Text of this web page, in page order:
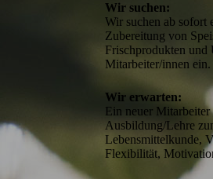
Wir suchen:
Wir suchen ab
Zubereitung von
Frischprodukten und
Mitarbeiter/innen ein.
Wir erwarten:
Ein neuer
Ausbildung/Lehre
Lebensmittelkunde,
Flexibilität,